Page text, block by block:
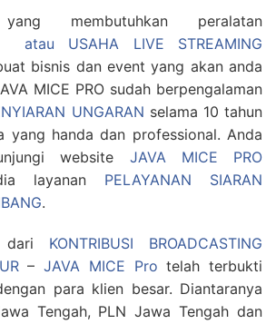
membutuhkan peralatan
atau USAHA LIVE STREAMING
bisnis dan event yang akan anda
MICE PRO sudah berpengalaman
UNGARAN selama 10 tahun
yang handa dan professional. Anda
website JAVA MICE PRO
layanan PELAYANAN SIARAN
.
dari KONTRIBUSI BROADCASTING
–JAVA MICE Pro telah terbukti
para klien besar. Diantaranya
Tengah, PLN Jawa Tengah dan